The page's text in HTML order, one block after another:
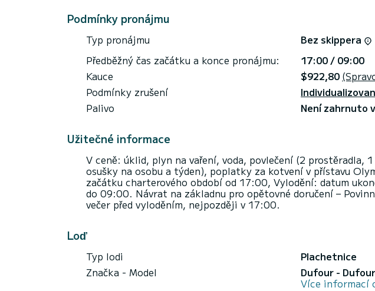
Zveme vás, abyste si vyžádali cenovou nabídku přímo
Podmínky pronájmu
Typ pronájmu Bez skippera
Předběžný čas začátku a konce pronájmu:
17:00 / 09:00
Kauce
$922,80
Podmínky zrušení
Palivo
Není zahrnuto
Užitečné informace
V ceně: úklid, plyn na vaření, voda, povlečení (2 prostěradla,
osušky na osobu a týden), poplatky za kotvení v přístavu
začátku charterového období od 17:00, Vylodění: datum
do 09:00. Návrat na základnu pro opětovné doručení –
večer před vyloděním, nejpozději v 17:00.
Loď
Typ lodi
Plachetnice
Značka - Model
Dufour -
Více informací